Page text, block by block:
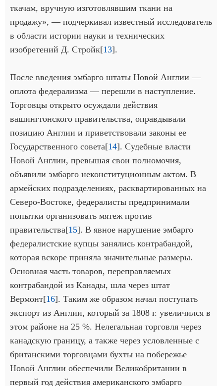
ткачам, вручную изготовлявшим ткани на
продажу», — подчеркивал известный исследователь
в области истории науки и технических
изобретений Д. Стройк[13].
После введения эмбарго штаты Новой Англии —
оплота федерализма — перешли в наступление.
Торговцы открыто осуждали действия
вашингтонского правительства, оправдывали
позицию Англии и приветствовали законы ее
Государственного совета[14]. Судебные власти
Новой Англии, превышая свои полномочия,
объявили эмбарго неконституционным актом. В
армейских подразделениях, расквартированных на
Северо-Востоке, федералисты предпринимали
попытки организовать мятеж против
правительства[15]. В явное нарушение эмбарго
федералистские купцы занялись контрабандой,
которая вскоре приняла значительные размеры.
Основная часть товаров, переправляемых
контрабандой из Канады, шла через штат
Вермонт[16]. Таким же образом начал поступать
экспорт из Англии, который за 1808 г. увеличился в
этом районе на 25 %. Нелегальная торговля через
канадскую границу, а также через условленные с
британскими торговцами бухты на побережье
Новой Англии обеспечили Великобритании в
первый год действия американского эмбарго